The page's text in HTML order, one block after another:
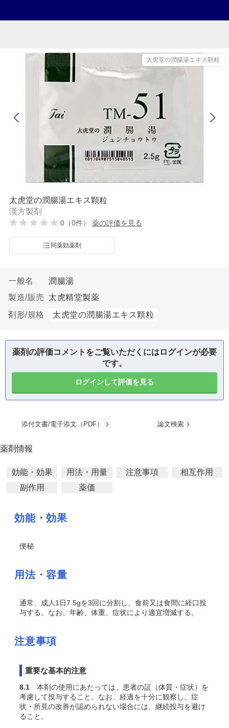
太虎堂の潤腸湯エキス顆粒
太虎堂の潤腸湯エキス顆粒
漢方製剤
0（0件） 薬の評価を見る
同薬効薬剤
一般名
潤腸湯
製造/販売
太虎精堂製薬
剤形/規格
太虎堂の潤腸湯エキス顆粒
薬剤の評価コメントをご覧いただくにはログインが必要
です。
ログインして評価を見る
添付文書/電子添文（PDF） 論文検索
薬剤情報
効能・効果 用法・用量 注意事項
相互作用
副作用
薬価
効能・効果
便秘
用法・容量
通常、成人1日7.5gを3回に分割し、食前又は食間に経口投
与する。なお、年齢、体重、症状により適宜増減する。
注意事項
重要な基本的注意
8.1 本剤の使用にあたっては、患者の証（体質・症状）を
考慮して投与すること。なお、経過を十分に観察し、症
状・所見の改善が認められない場合には、継続投与を避け
ること。